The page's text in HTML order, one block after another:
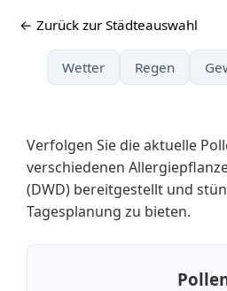
← Zurück zur Städteauswahl
Wetter Regen
Verfolgen Sie die aktuelle
verschiedenen
(DWD) bereitgestellt und
Tagesplanung zu bieten.